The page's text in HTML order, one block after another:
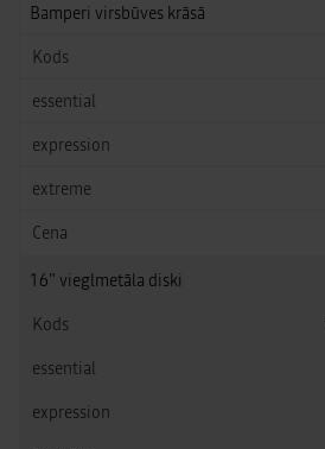
Bamperi virsbūves krāsā
16" vieglmetāla diski